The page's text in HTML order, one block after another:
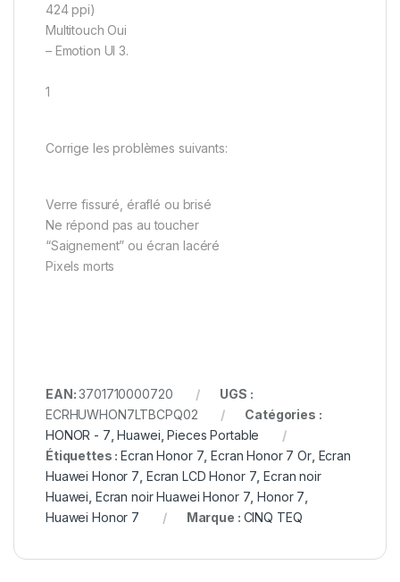
424 ppi)
Multitouch Oui
– Emotion UI 3.
1
Corrige les problèmes suivants:
Verre fissuré, éraflé ou brisé
Ne répond pas au toucher
“Saignement” ou écran lacéré
Pixels morts
EAN:3701710000720
UGS :
ECRHUWHON7LTBCPQ02
Catégories :
HONOR - 7 ,Huawei ,Pieces Portable
Étiquettes :Ecran Honor 7 ,Ecran Honor 7 Or, Ecran
Huawei Honor 7 Ecran LCD Honor 7 ,Ecran noir
Huawei Ecran noir Huawei Honor 7 ,Honor 7
Huawei Honor 7
Marque : CINQ TEQ